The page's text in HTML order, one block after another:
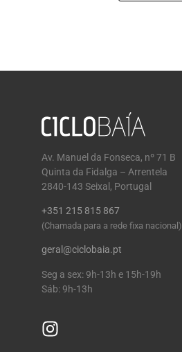
Av. Manuel da Fonseca, nº 71 B
Quinta da Fidalga – Arrentela
2840-143 Seixal, Portugal
+351 215 815 867
(Chamada para a rede fixa nacional)
geral@ciclobaia.pt
Seg a sex: 9h-13h e 15h-19h
Sáb: 9h-13h